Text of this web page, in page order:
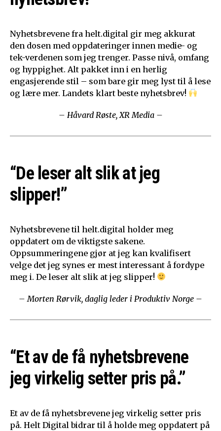
Nyhetsbrevene fra helt.digital gir meg akkurat
den dosen med oppdateringer innen medie- og
tek-verdenen som jeg trenger. Passe nivå, omfang
og hyppighet. Alt pakket inn i en herlig
engasjerende stil – som bare gir meg lyst til å lese
og lære mer. Landets klart beste nyhetsbrev!
– Håvard Røste, XR Media –
“De leser alt slik at jeg
slipper!”
Nyhetsbrevene til helt.digital holder meg
oppdatert om de viktigste sakene.
Oppsummeringene gjør at jeg kan kvalifisert
velge det jeg synes er mest interessant å fordype
meg i. De leser alt slik at jeg slipper!
– Morten Rørvik, daglig leder i Produktiv Norge –
“Et av de få nyhetsbrevene
jeg virkelig setter pris på.”
Et av de få nyhetsbrevene jeg virkelig setter pris
på. Helt Digital bidrar til å holde meg oppdatert på